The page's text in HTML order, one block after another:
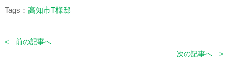
Tags： 高知市T様邸
< 前の記事へ
次の記事へ >